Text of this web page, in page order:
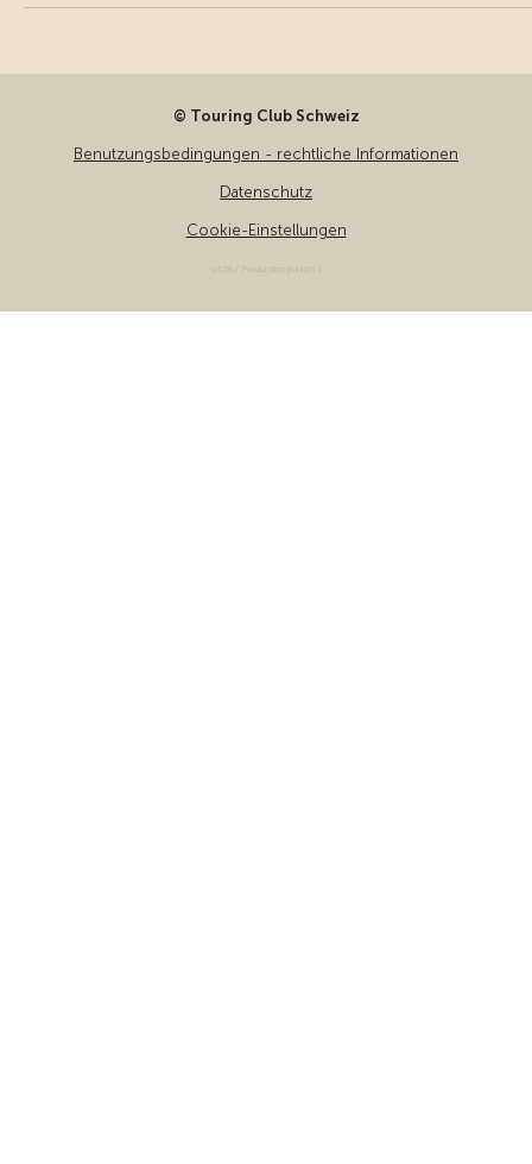
© Touring Club Schweiz
Benutzungsbedingungen - rechtliche Informationen
Datenschutz
Cookie-Einstellungen
v3.56 / Production publish 2